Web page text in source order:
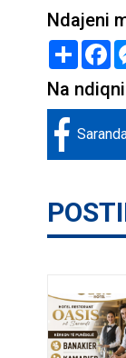
Ndajeni
Share
Na